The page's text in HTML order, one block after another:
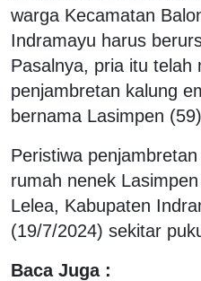
warga Kecamatan
Indramayu harus
Pasalnya, pria itu telah
penjambretan kalung
bernama Lasimpen
Peristiwa
rumah nenek
Lelea, Kabupaten
(19/7/2024) sekitar
Baca Juga :